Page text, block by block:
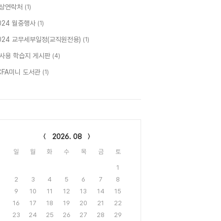
연락처 (1)
월중행사 (1)
교무세부일정(교직원전용) (1)
용 학습지 게시판 (4)
미니 도서관 (1)
2026. 08
일 월 화 수 목 금 토
1
2
3 4 5 6 7
8
9
10 11 12 13 14
15
16
17 18 19 20 21
22
23
24 25 26 27 28 29